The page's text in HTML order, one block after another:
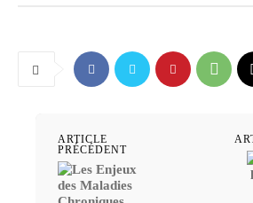
ARTICLE
PRÉCÉDENT